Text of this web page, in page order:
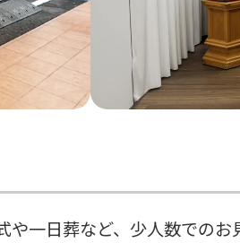
や一日葬など、少人数での